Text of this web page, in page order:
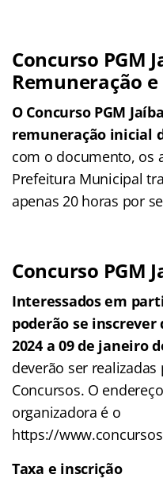
Concurso PGM
Remuneração
O Concurso PGM
remuneração inicial
com o documento, os
Prefeitura Municipal
apenas 20 horas por
Concurso PGM
Interessados em
poderão se inscrever
2024 a 09 de janeiro
deverão ser
Concursos. O
organizadora é o
https://
Taxa e inscrição